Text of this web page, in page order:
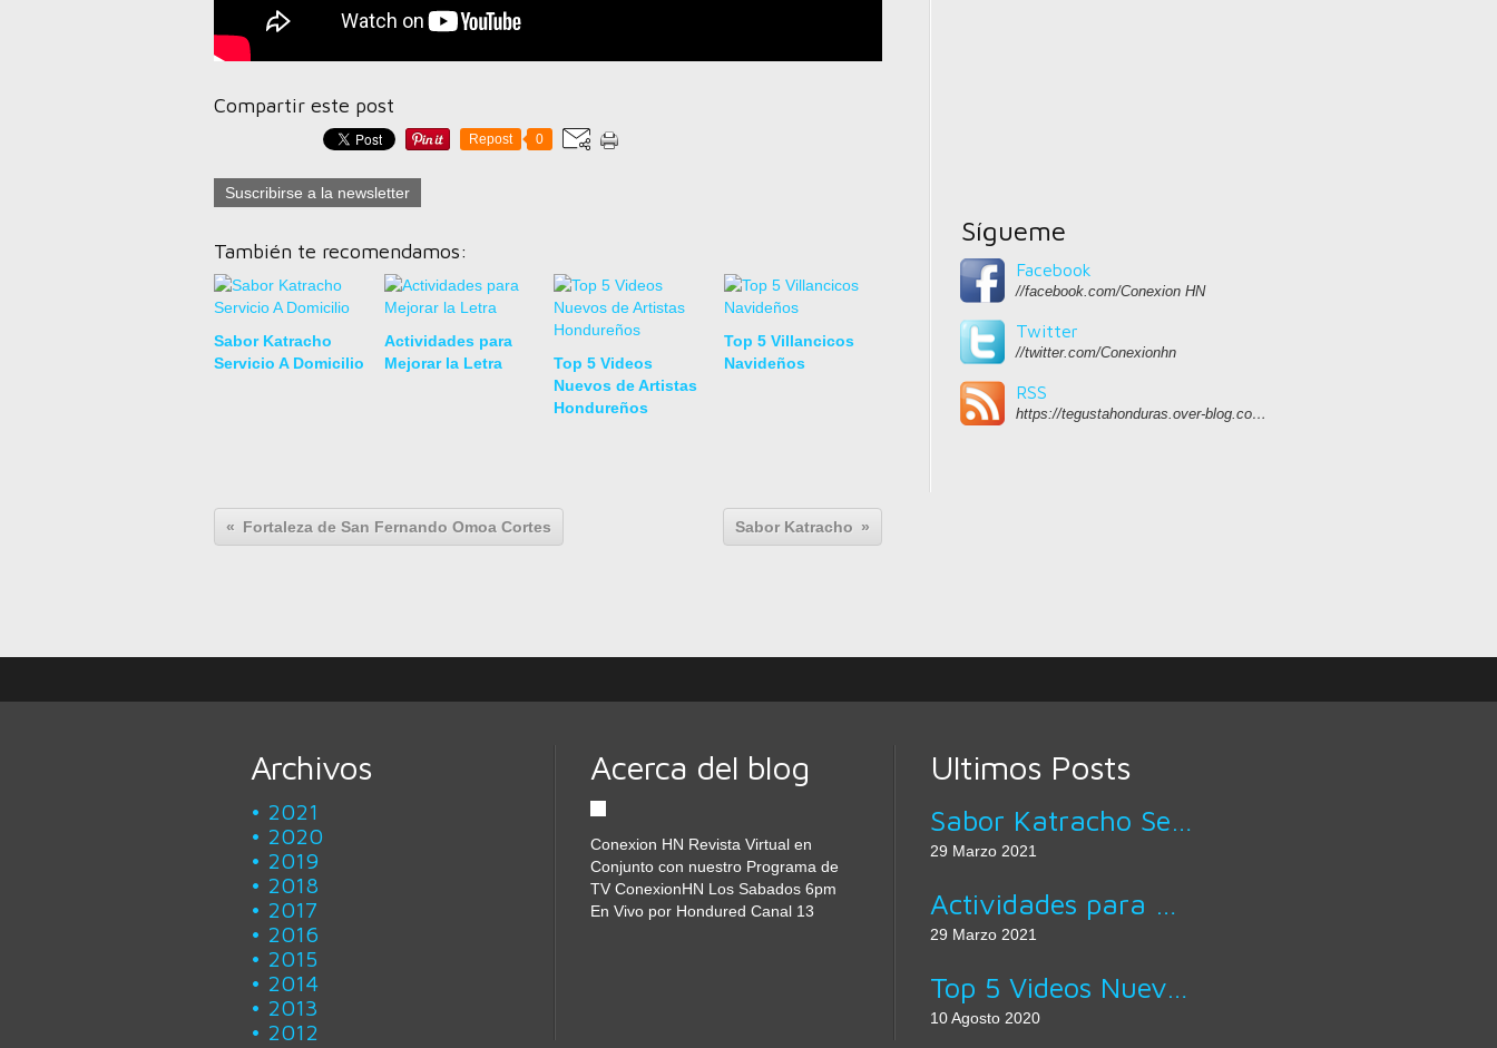
Compartir este post
Repost 0
Suscribirse a la newsletter
También te recomendamos:
Sabor Katracho
Servicio A Domicilio
Actividades para
Mejorar la Letra
Top 5 Videos
Nuevos de Artistas
Hondureños
Top 5 Villancicos
Navideños
Fortaleza de San Fernando Omoa Cortes Sabor Katracho
Sígueme
Facebook
//facebook.com/Conexion HN
Twitter
//twitter.com/Conexionhn
RSS
https://tegustahonduras.over-blog.com/rss
Archivos
2021
2020
2019
2018
2017
2016
2015
2014
2013
2012
Acerca del blog
Conexion HN Revista Virtual en
Conjunto con nuestro Programa de
TV ConexionHN Los Sabados 6pm
En Vivo por Hondured Canal 13
Ultimos Posts
29 Marzo 2021
29 Marzo 2021
10 Agosto 2020